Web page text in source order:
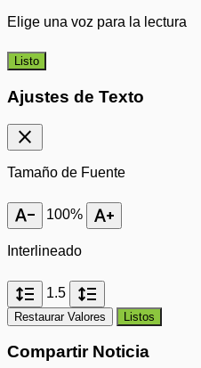
Elige una voz para la lectura
Listo
Ajustes de Texto
close
Tamaño de Fuente
text_decrease 100% text_increase
Interlineado
format_line_spacing 1.5 format_line_spacing
Restaurar Valores Listos
Compartir Noticia